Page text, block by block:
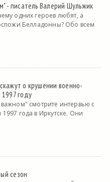
- писатель Валерий Шульжик
одних героев любят, а
Белладонны? Обо всем
о крушении военно-
1997 году
смотрите интервью с
года в Иркутске. Они
сезон